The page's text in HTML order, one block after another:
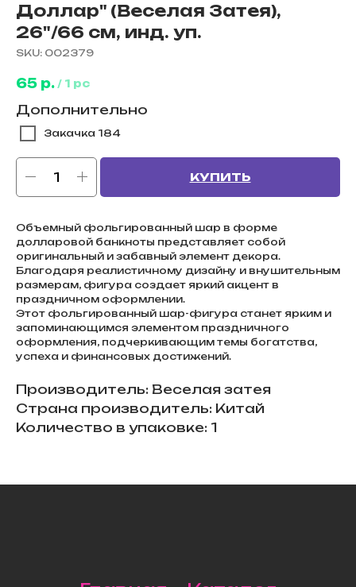
Доллар" (Веселая Затея),
26"/66 см, инд. уп.
SKU: 002379
65 р. / 1 pc
Дополнительно
Закачка 184
КУПИТЬ
Объемный фольгированный шар в форме
долларовой банкноты представляет собой
оригинальный и забавный элемент декора.
Благодаря реалистичному дизайну и внушительным
размерам, фигура создает яркий акцент в
праздничном оформлении.
Этот фольгированный шар-фигура станет ярким и
запоминающимся элементом праздничного
оформления, подчеркивающим темы богатства,
успеха и финансовых достижений.
Производитель: Веселая затея
Страна производитель: Китай
Количество в упаковке: 1